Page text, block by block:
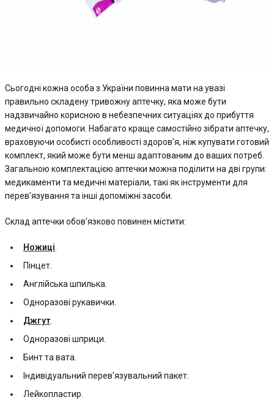
Сьогодні кожна особа з України повинна мати на увазі
правильно складену тривожну аптечку, яка може бути
надзвичайно корисною в небезпечних ситуаціях до прибуття
медичної допомоги. Набагато краще самостійно зібрати аптечку,
враховуючи особисті особливості здоров'я, ніж купувати готовий
комплект, який може бути менш адаптованим до ваших потреб.
Загальною комплектацією аптечки можна поділити на дві групи:
медикаменти та медичні матеріали, такі як інструменти для
перев'язування та інші допоміжні засоби.
Склад аптечки обов'язково повинен містити:
Ножиці
Пінцет.
Англійська шпилька.
Одноразові рукавички.
Джгут.
Одноразові шприци.
Бинт та вата.
Індивідуальний перев'язувальний пакет.
Лейкопластир.